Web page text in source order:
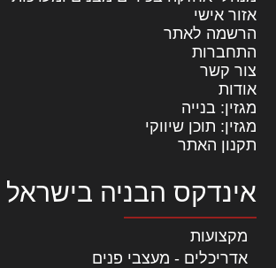
אזור אישי
הרשמה לאתר
התחברות
צור קשר
אודות
מגזין: בנייה
מגזין: תוכן שיווקי
תקנון האתר
אינדקס הבניה בישראל
מקצועות
אדריכלים - מעצבי פנים